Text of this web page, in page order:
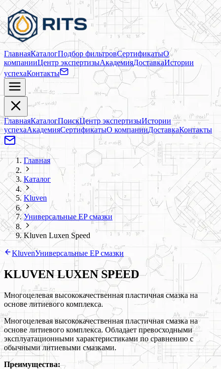
ГлавнаяКаталогПодбор фильтровСертификатыО
компанииЦентр экспертизыАкадемияДоставкаИстории
успехаКонтакты
ГлавнаяКаталогПоискЦентр экспертизыИстории
успехаАкадемияСертификатыО компанииДоставкаКонтакты
Главная
Каталог
Kluven
Универсальные EP смазки
Kluven Luxen Speed
KluvenУниверсальные EP смазки
KLUVEN LUXEN SPEED
Многоцелевая высококачественная пластичная смазка на
основе литиевого комплекса.
Многоцелевая высококачественная пластичная смазка на
основе литиевого комплекса. Обладает превосходными
эксплуатационными характеристиками по сравнению с
обычными литиевыми смазками.
Преимущества: